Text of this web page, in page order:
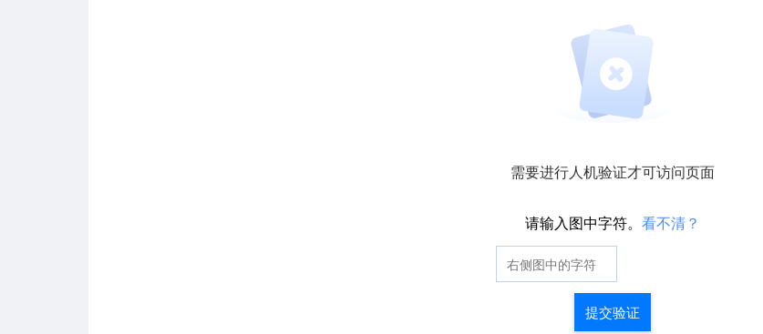
需要进行人机验证才可访问页面
请输入图中字符。 看不清？
提交验证